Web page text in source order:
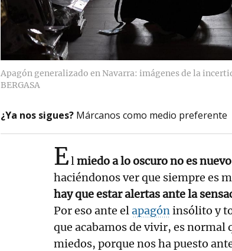
Apagón generalizado en Navarra: imágenes de la
BERGASA
¿Ya nos sigues? Márcanos como medio preferente
Elmiedo a lo oscuro no es nuevo
haciéndonos ver que siempre es
hay que estar alertas ante la
Por eso ante elapagóninsólito y
que acabamos de vivir, es normal
miedos, porque nos ha puesto